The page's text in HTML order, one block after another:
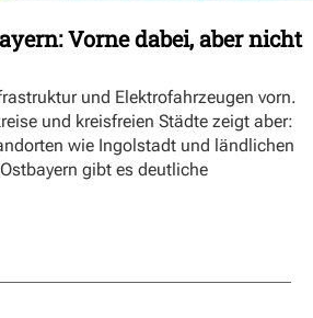
Vorne dabei, aber nicht
und Elektrofahrzeugen vorn.
und kreisfreien Städte zeigt aber:
wie Ingolstadt und ländlichen
gibt es deutliche